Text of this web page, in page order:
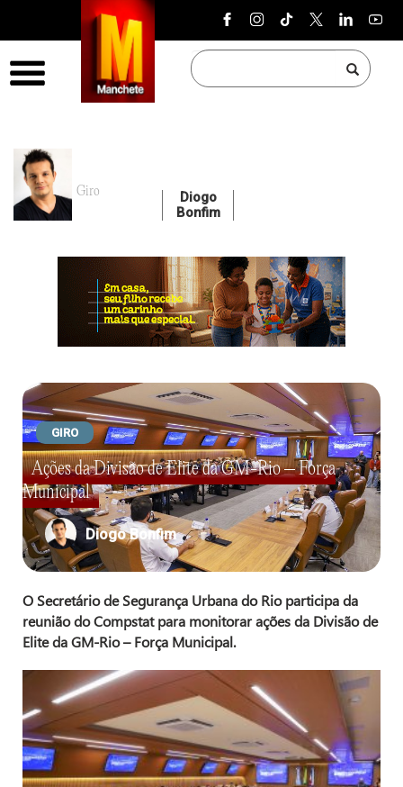
Pular para o conteúdo
Giro
Diogo
Bonfim
GIRO
Ações da Divisão de Elite da GM-Rio – Força
Municipal
Diogo Bonfim
O Secretário de Segurança Urbana do Rio participa da
reunião do Compstat para monitorar ações da Divisão de
Elite da GM-Rio – Força Municipal.